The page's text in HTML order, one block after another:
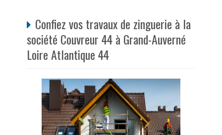
Confiez vos travaux de zinguerie à la
société Couvreur 44 à Grand-Auverné
Loire Atlantique 44